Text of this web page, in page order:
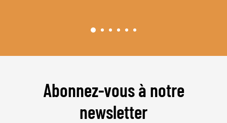
Abonnez-vous à notre
newsletter